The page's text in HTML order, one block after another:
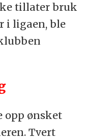
tillater bruk
i ligaen, ble
ønsket
Tvert